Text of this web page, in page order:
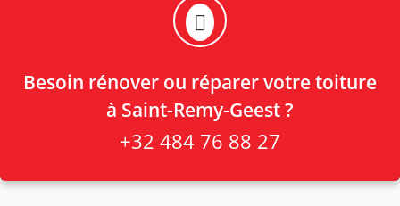
Besoin rénover ou réparer votre toiture
à Saint-Remy-Geest ?
+32 484 76 88 27